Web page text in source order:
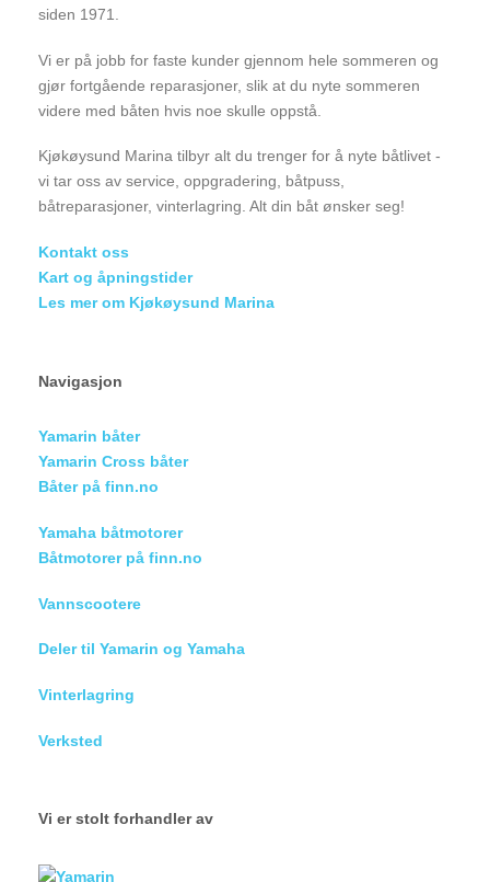
siden 1971.
Vi er på jobb for faste kunder gjennom hele sommeren og
gjør fortgående reparasjoner, slik at du nyte sommeren
videre med båten hvis noe skulle oppstå.
Kjøkøysund Marina tilbyr alt du trenger for å nyte båtlivet -
vi tar oss av service, oppgradering, båtpuss,
båtreparasjoner, vinterlagring. Alt din båt ønsker seg!
Kontakt oss
Kart og åpningstider
Les mer om Kjøkøysund Marina
Navigasjon
Yamarin båter
Yamarin Cross båter
Båter på finn.no
Yamaha båtmotorer
Båtmotorer på finn.no
Vannscootere
Deler til Yamarin og Yamaha
Vinterlagring
Verksted
Vi er stolt forhandler av